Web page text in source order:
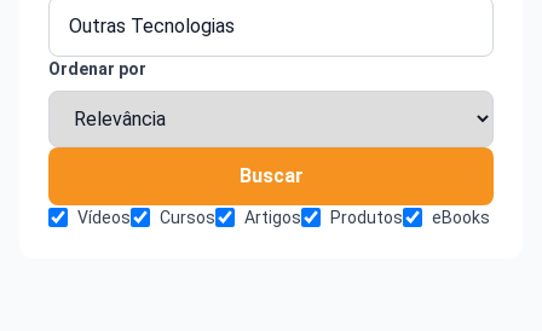
Ordenar por
Buscar
Vídeos Cursos Artigos Produtos eBooks